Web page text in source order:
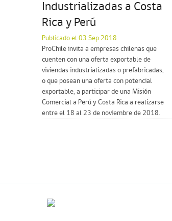
Industrializadas a Costa
Rica y Perú
Publicado el 03 Sep 2018
ProChile invita a empresas chilenas que
cuenten con una oferta exportable de
viviendas industrializadas o prefabricadas,
o que posean una oferta con potencial
exportable, a participar de una Misión
Comercial a Perú y Costa Rica a realizarse
entre el 18 al 23 de noviembre de 2018.